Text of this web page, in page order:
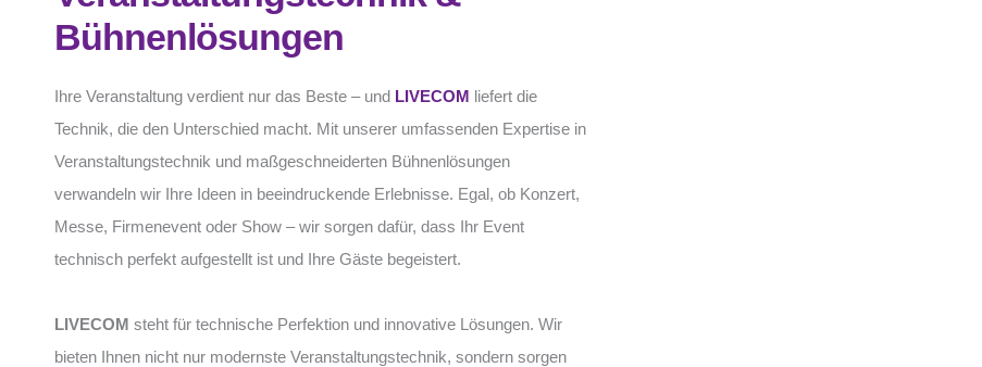
Bühnenlösungen
Ihre Veranstaltung verdient nur das Beste – und LIVECOM liefert die
Technik, die den Unterschied macht. Mit unserer umfassenden Expertise in
Veranstaltungstechnik und maßgeschneiderten Bühnenlösungen
verwandeln wir Ihre Ideen in beeindruckende Erlebnisse. Egal, ob Konzert,
Messe, Firmenevent oder Show – wir sorgen dafür, dass Ihr Event
technisch perfekt aufgestellt ist und Ihre Gäste begeistert.
LIVECOM steht für technische Perfektion und innovative Lösungen. Wir
bieten Ihnen nicht nur modernste Veranstaltungstechnik, sondern sorgen